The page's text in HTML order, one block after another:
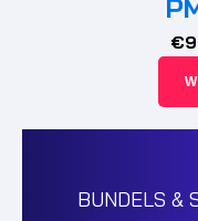
€
BUNDELS &